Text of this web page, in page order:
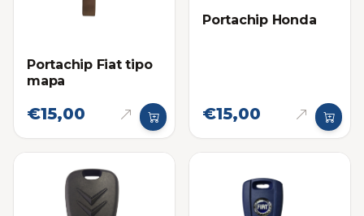
Portachip Fiat tipo
mapa
€15,00
Portachip Honda
€15,00